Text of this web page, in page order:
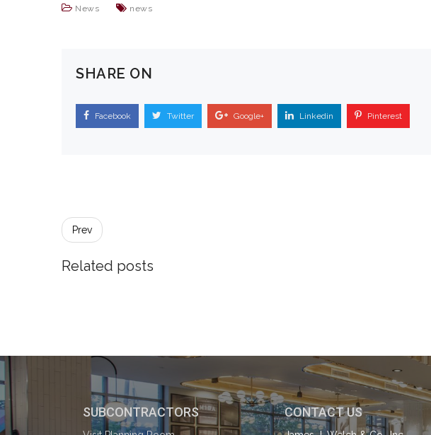
News news
SHARE ON
Facebook Twitter Google+ Linkedin Pinterest
navigation
Prev
Related posts
SUBCONTRACTORS CONTACT US